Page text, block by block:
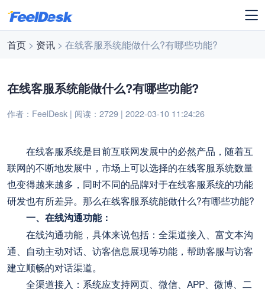
首页 > 资讯 > 在线客服系统能做什么?有哪些功能?
在线客服系统能做什么?有哪些功能?
作者：FeelDesk | 阅读：2729 | 2022-03-10 11:24:26
在线客服系统是目前互联网发展中的必然产品，随着互
联网的不断地发展中，市场上可以选择的在线客服系统数量
也变得越来越多，同时不同的品牌对于在线客服系统的功能
研发也有所差异。那么在线客服系统能做什么?有哪些功能?
一、在线沟通功能：
在线沟通功能，具体来说包括：全渠道接入、富文本沟
通、自动主动对话、访客信息展现等功能，帮助客服与访客
建立顺畅的对话渠道。
全渠道接入：系统应支持网页、微信、APP、微博、二